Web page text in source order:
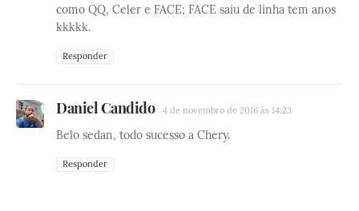
como QQ, Celer e FACE; FACE saiu de linha tem anos
kkkkk.
Responder
Daniel Candido 4 de novembro de 2016 às 14:23
Belo sedan, todo sucesso a Chery.
Responder